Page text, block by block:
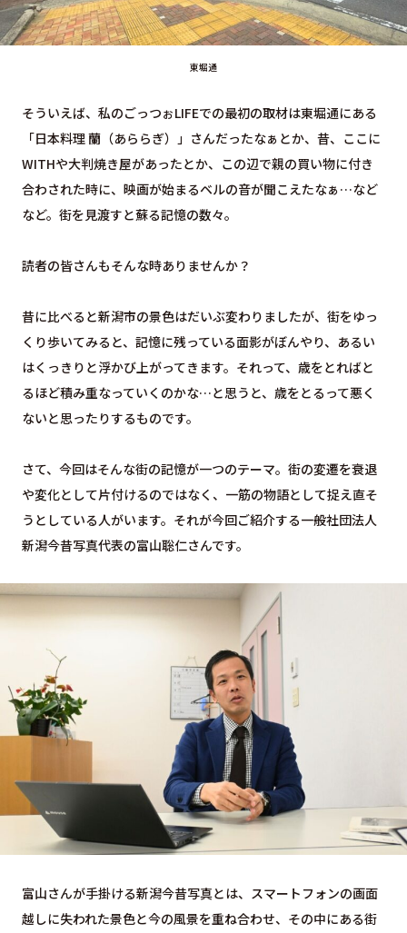
東堀通
そういえば、私のごっつぉLIFEでの最初の取材は東堀通にある
「日本料理 蘭（あららぎ）」さんだったなぁとか、昔、ここに
WITHや大判焼き屋があったとか、この辺で親の買い物に付き
合わされた時に、映画が始まるベルの音が聞こえたなぁ…など
など。街を見渡すと蘇る記憶の数々。
読者の皆さんもそんな時ありませんか？
昔に比べると新潟市の景色はだいぶ変わりましたが、街をゆっ
くり歩いてみると、記憶に残っている面影がぼんやり、あるい
はくっきりと浮かび上がってきます。それって、歳をとればと
るほど積み重なっていくのかな…と思うと、歳をとるって悪く
ないと思ったりするものです。
さて、今回はそんな街の記憶が一つのテーマ。街の変遷を衰退
や変化として片付けるのではなく、一筋の物語として捉え直そ
うとしている人がいます。それが今回ご紹介する一般社団法人
新潟今昔写真代表の富山聡仁さんです。
富山さんが手掛ける新潟今昔写真とは、スマートフォンの画面
越しに失われた景色と今の風景を重ね合わせ、その中にある街